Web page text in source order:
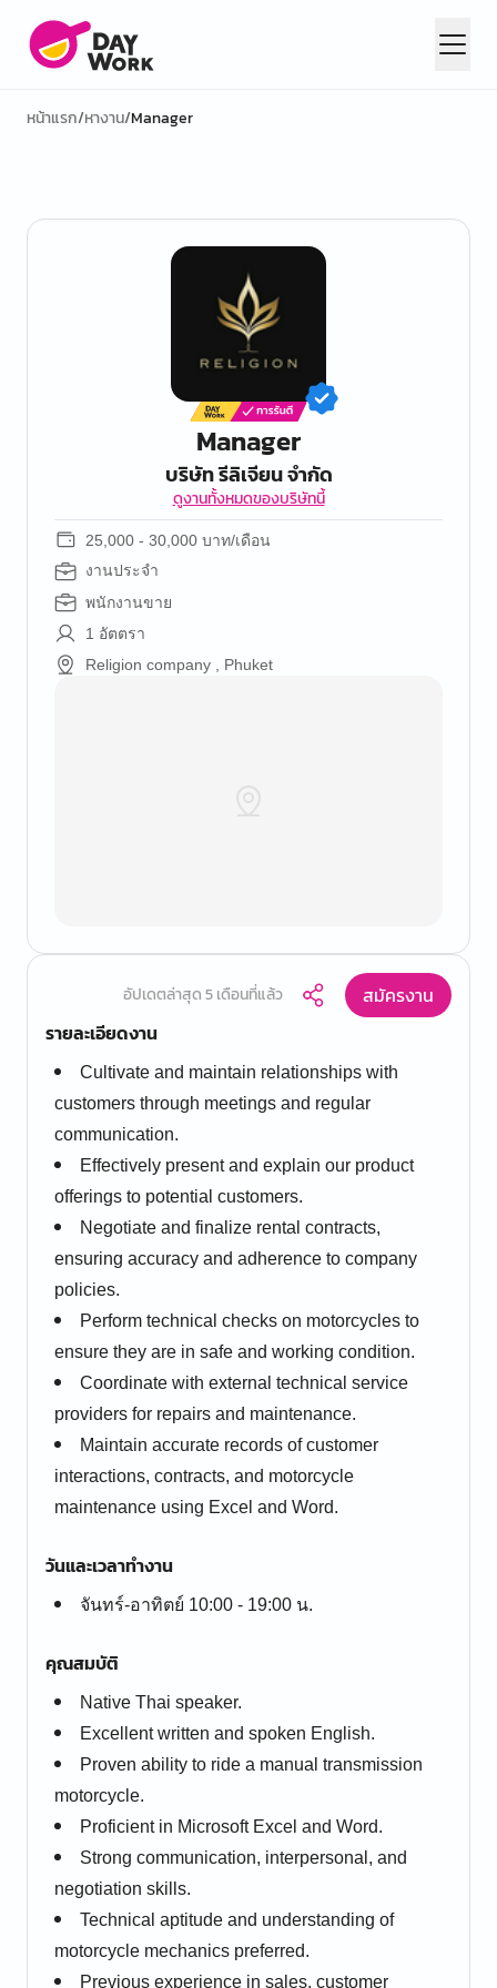
หน้าแรก/หางาน/Manager
Manager
บริษัท รีลิเจียน จำกัด
ดูงานทั้งหมดของบริษัทนี้
25,000 - 30,000 บาท/เดือน
งานประจำ
พนักงานขาย
1 อัตตรา
Religion company , Phuket
อัปเดตล่าสุด 5 เดือนที่แล้ว
สมัครงาน
รายละเอียดงาน
Cultivate and maintain relationships with
customers through meetings and regular
communication.
Effectively present and explain our product
offerings to potential customers.
Negotiate and finalize rental contracts,
ensuring accuracy and adherence to company
policies.
Perform technical checks on motorcycles to
ensure they are in safe and working condition.
Coordinate with external technical service
providers for repairs and maintenance.
Maintain accurate records of customer
interactions, contracts, and motorcycle
maintenance using Excel and Word.
วันและเวลาทำงาน
จันทร์-อาทิตย์ 10:00 - 19:00 น.
คุณสมบัติ
Native Thai speaker.
Excellent written and spoken English.
Proven ability to ride a manual transmission
motorcycle.
Proficient in Microsoft Excel and Word.
Strong communication, interpersonal, and
negotiation skills.
Technical aptitude and understanding of
motorcycle mechanics preferred.
Previous experience in sales, customer